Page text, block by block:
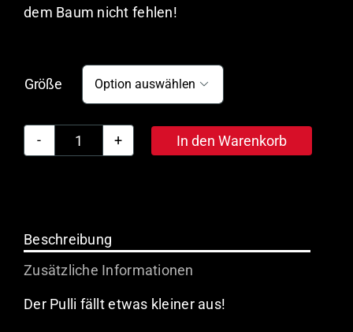
dem Baum nicht fehlen!
Größe 
Gilde
Limitiert
Menge
In den Warenkorb
Beschreibung
Zusätzliche Informationen
Der Pulli fällt etwas kleiner aus!